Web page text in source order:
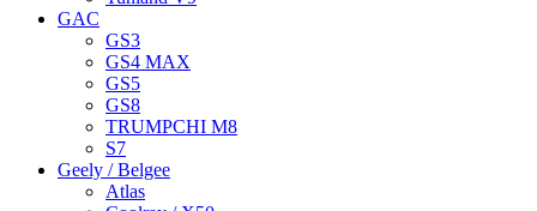
GAC
GS3
GS4 MAX
GS5
GS8
TRUMPCHI M8
S7
Geely / Belgee
Atlas